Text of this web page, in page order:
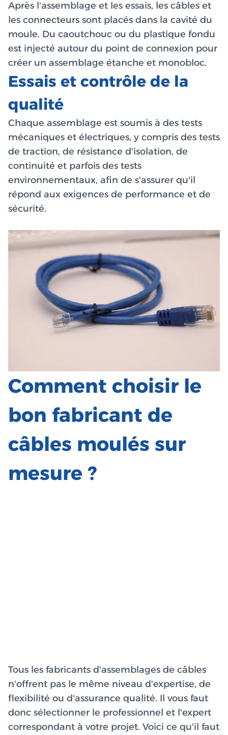
Après l'assemblage et les essais, les câbles et
les connecteurs sont placés dans la cavité du
moule. Du caoutchouc ou du plastique fondu
est injecté autour du point de connexion pour
créer un assemblage étanche et monobloc.
Essais et contrôle de la
qualité
Chaque assemblage est soumis à des tests
mécaniques et électriques, y compris des tests
de traction, de résistance d'isolation, de
continuité et parfois des tests
environnementaux, afin de s'assurer qu'il
répond aux exigences de performance et de
sécurité.
Comment choisir le
bon fabricant de
câbles moulés sur
mesure ?
Tous les fabricants d'assemblages de câbles
n'offrent pas le même niveau d'expertise, de
flexibilité ou d'assurance qualité. Il vous faut
donc sélectionner le professionnel et l'expert
correspondant à votre projet. Voici ce qu'il faut